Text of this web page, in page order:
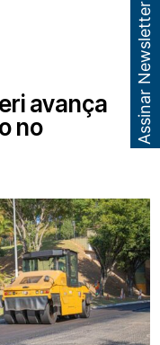
avança
no
Assinar Newsletter